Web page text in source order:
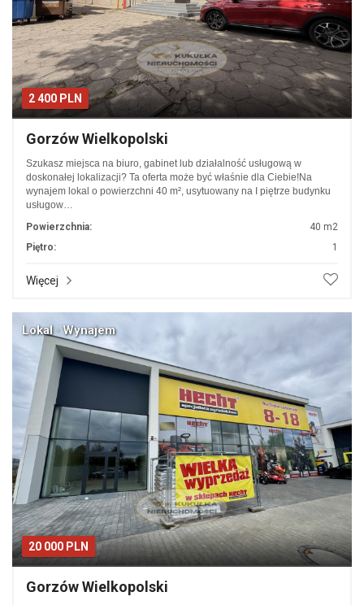
2 400 PLN
Gorzów Wielkopolski
Szukasz miejsca na biuro, gabinet lub działalność usługową w
doskonałej lokalizacji? Ta oferta może być właśnie dla Ciebie!Na
wynajem lokal o powierzchni 40 m², usytuowany na I piętrze budynku
usługow…
Powierzchnia:
40 m2
Piętro:
1
Więcej
20 000 PLN
Lokal · Wynajem
Gorzów Wielkopolski